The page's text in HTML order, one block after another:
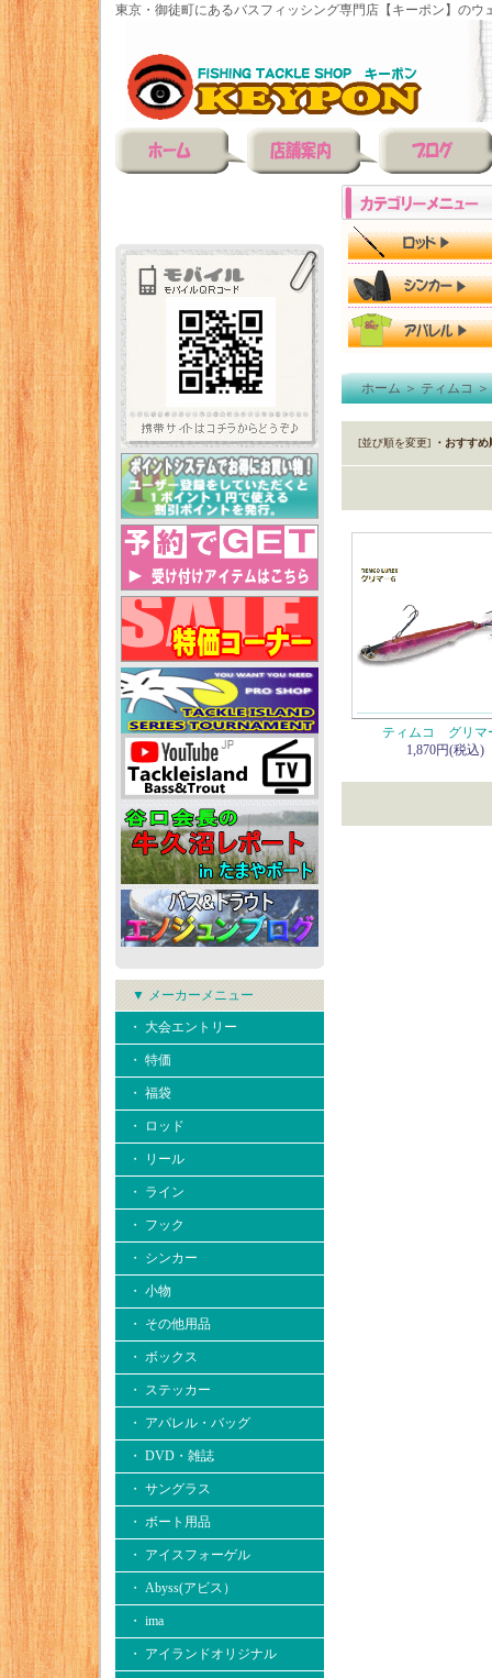
東京・御徒町にあるバスフィッシング専門店【キーポン】のウ
▼ メーカーメニュー
・ 大会エントリー
・ 特価
・ 福袋
・ ロッド
・ リール
・ ライン
・ フック
・ シンカー
・ 小物
・ その他用品
・ ボックス
・ ステッカー
・ アパレル・バッグ
・ DVD・雑誌
・ サングラス
・ ボート用品
・ アイスフォーゲル
・ Abyss(アビス）
・ ima
・ アイランドオリジナル
ホーム＞ティムコ＞
[並び順を変更] ・おすすめ
ティムコ グリマ
1,870円(税込)